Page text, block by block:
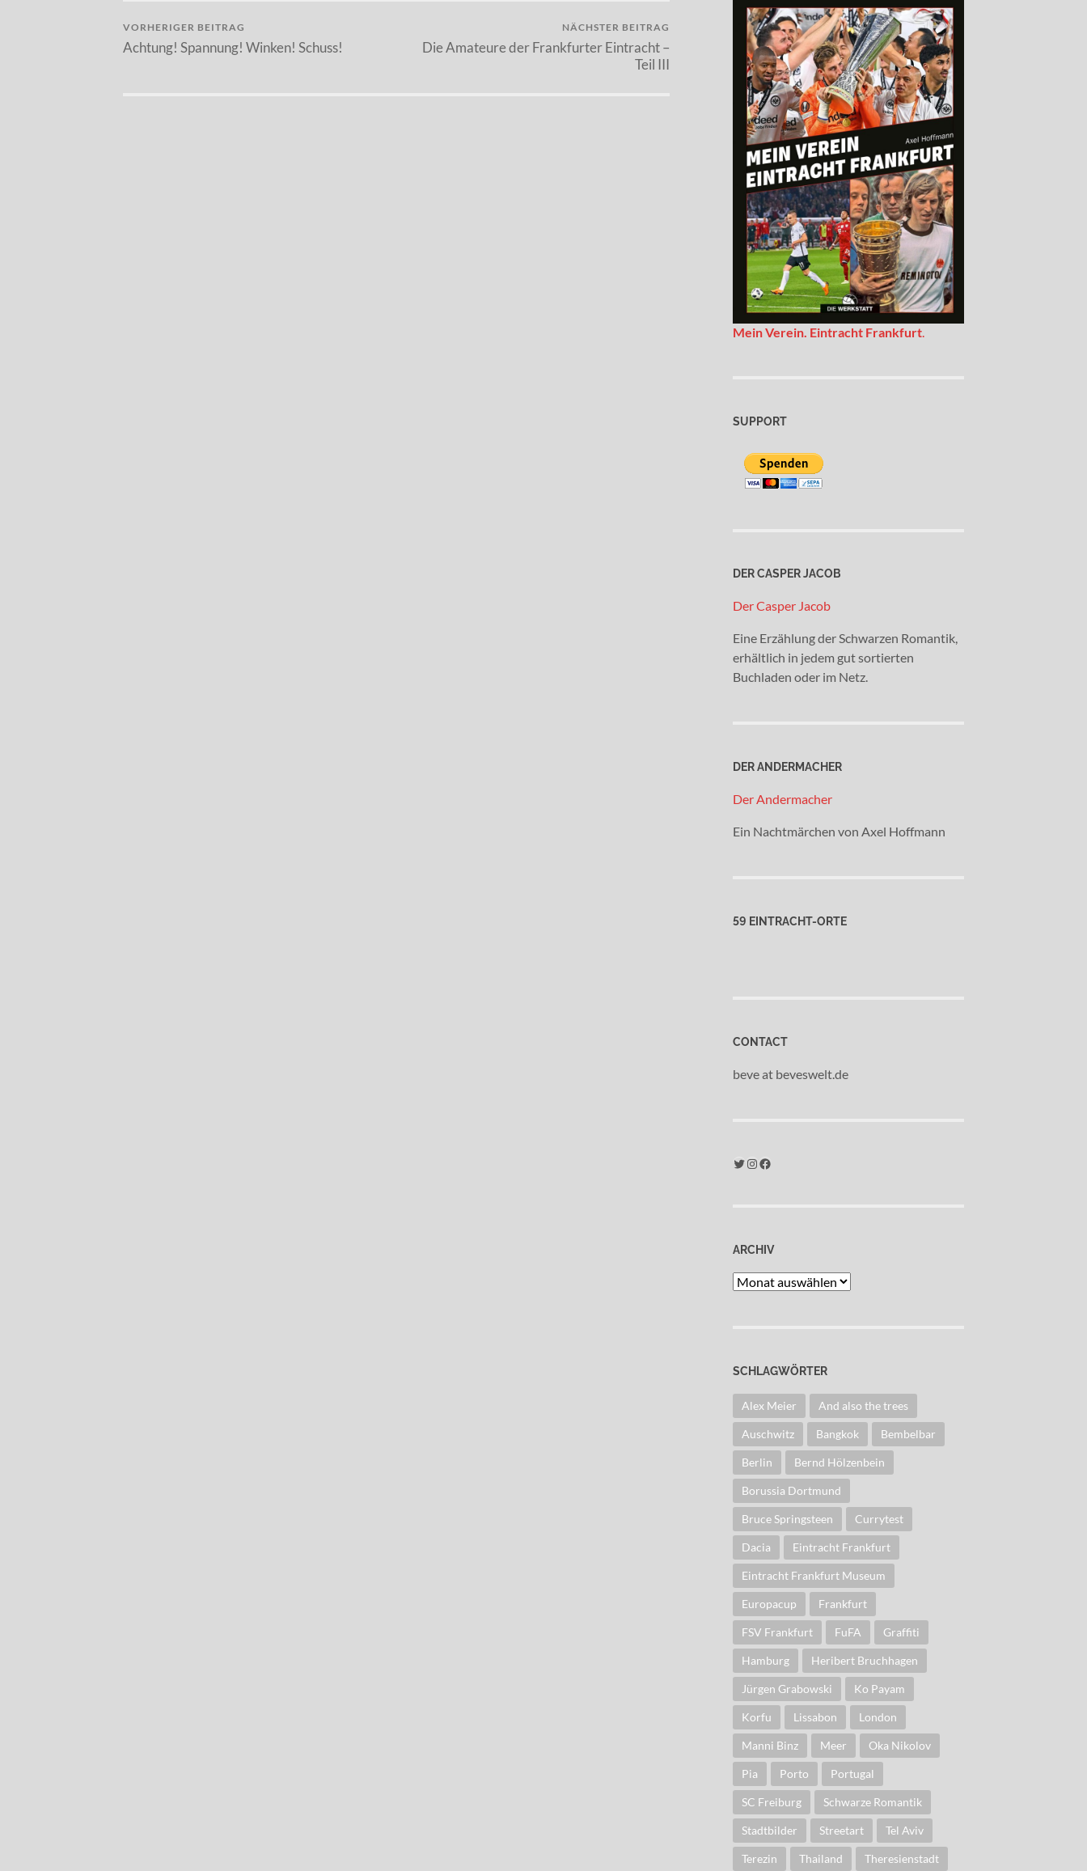
VORHERIGER BEITRAG
Achtung! Spannung! Winken! Schuss!
NÄCHSTER BEITRAG
Die Amateure der Frankfurter Eintracht –
Teil III
Mein Verein. Eintracht Frankfurt.
SUPPORT
DER CASPER JACOB
Der Casper Jacob
Eine Erzählung der Schwarzen Romantik,
erhältlich in jedem gut sortierten
Buchladen oder im Netz.
DER ANDERMACHER
Der Andermacher
Ein Nachtmärchen von Axel Hoffmann
59 EINTRACHT-ORTE
CONTACT
beve at beveswelt.de
Twitter Instagram Facebook
ARCHIV
Archiv
SCHLAGWÖRTER
Alex Meier And also the trees
Auschwitz Bangkok Bembelbar
Berlin Bernd Hölzenbein
Borussia Dortmund
Bruce Springsteen Currytest
Dacia Eintracht Frankfurt
Eintracht Frankfurt Museum
Europacup Frankfurt
FSV Frankfurt FuFA Graffiti
Hamburg Heribert Bruchhagen
Jürgen Grabowski Ko Payam
Korfu Lissabon London
Manni Binz Meer Oka Nikolov
Pia Porto Portugal
SC Freiburg Schwarze Romantik
Stadtbilder Streetart Tel Aviv
Terezin Thailand Theresienstadt